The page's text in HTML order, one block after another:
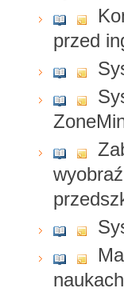
przed